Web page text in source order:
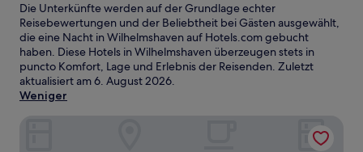
Die Unterkünfte werden auf der Grundlage echter
Reisebewertungen und der Beliebtheit bei Gästen ausgewählt,
die eine Nacht in Wilhelmshaven auf Hotels.com gebucht
haben. Diese Hotels in Wilhelmshaven überzeugen stets in
puncto Komfort, Lage und Erlebnis der Reisenden. Zuletzt
aktualisiert am6. August 2026.
Weniger